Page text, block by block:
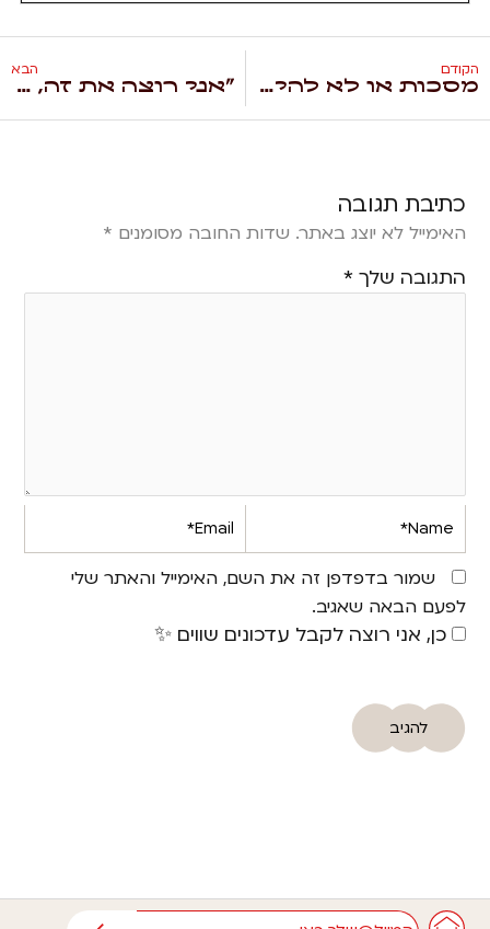
הקודם
מסכות או לא להיות ADHD
הבא
"אני רוצה את זה, חייב את זה – עכשיו!"
כתיבת תגובה
האימייל לא יוצג באתר. שדות החובה מסומנים *
התגובה שלך *
Name*
Email*
שמור בדפדפן זה את השם, האימייל והאתר שלי
לפעם הבאה שאגיב.
כן, אני רוצה לקבל עדכונים שווים ✨
אימייל שליחה